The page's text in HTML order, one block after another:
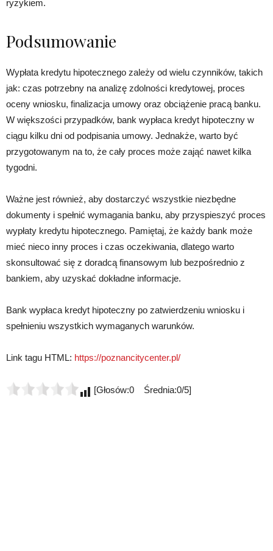
ryzykiem.
Podsumowanie
Wypłata kredytu hipotecznego zależy od wielu czynników, takich
jak: czas potrzebny na analizę zdolności kredytowej, proces
oceny wniosku, finalizacja umowy oraz obciążenie pracą banku.
W większości przypadków, bank wypłaca kredyt hipoteczny w
ciągu kilku dni od podpisania umowy. Jednakże, warto być
przygotowanym na to, że cały proces może zająć nawet kilka
tygodni.
Ważne jest również, aby dostarczyć wszystkie niezbędne
dokumenty i spełnić wymagania banku, aby przyspieszyć proces
wypłaty kredytu hipotecznego. Pamiętaj, że każdy bank może
mieć nieco inny proces i czas oczekiwania, dlatego warto
skonsultować się z doradcą finansowym lub bezpośrednio z
bankiem, aby uzyskać dokładne informacje.
Bank wypłaca kredyt hipoteczny po zatwierdzeniu wniosku i
spełnieniu wszystkich wymaganych warunków.
Link tagu HTML: https://poznancitycenter.pl/
[Głosów:0 Średnia:0/5]